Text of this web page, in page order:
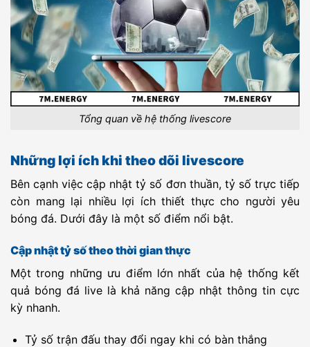
Unknown 19:00 Halftime bro - Diversification -
Unknown 19:30 U19 Lillestrom -
Aalesund
FKU19
Unknown 19:45
Ferroviario
Maputo
Baia de
Pemba F.C
-
Unknown 19:45 Vilankulo FC -
Ferroviario
Beira
-
Unknown 20:00 FC Iberia 2010 - FC Gonio
Unknown 20:00 Gaddafi FC -
NEC FC
Bugolobi
-
Reserves
Reserves
Tbilisi
Unknown 20:00 Margveti 2006 - FC Tbilisi 2025 -
Khobi
II
Tổng quan về hệ thống livescore
Những lợi ích khi theo dõi livescore
Bên cạnh việc cập nhật tỷ số đơn thuần, tỷ số trực tiếp
còn mang lại nhiều lợi ích thiết thực cho người yêu
bóng đá. Dưới đây là một số điểm nổi bật.
Cập nhật tỷ số theo thời gian thực
Một trong những ưu điểm lớn nhất của hệ thống kết
quả bóng đá live là khả năng cập nhật thông tin cực
kỳ nhanh.
Tỷ số trận đấu thay đổi ngay khi có bàn thắng